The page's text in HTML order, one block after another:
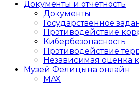
Документы и отчетность
Документы
Государственное
Противодействие
Кибер­безопасность
Противодействие
Независимая оценка
Музей Фелицына онлайн
MAX